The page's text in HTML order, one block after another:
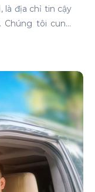
là địa chỉ tin cậy
Chúng tôi cung